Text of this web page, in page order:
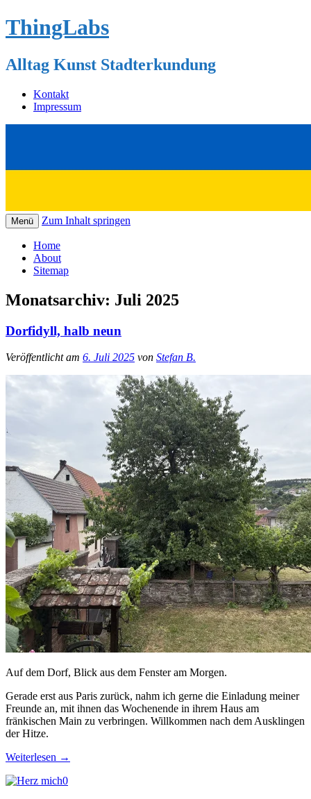
ThingLabs
Alltag Kunst Stadterkundung
Kontakt
Impressum
Menü Zum Inhalt springen
Home
About
Sitemap
Monatsarchiv: Juli 2025
Dorfidyll, halb neun
Veröffentlicht am 6. Juli 2025 von Stefan B.
Auf dem Dorf, Blick aus dem Fenster am Morgen.
Gerade erst aus Paris zurück, nahm ich gerne die Einladung meiner
Freunde an, mit ihnen das Wochenende in ihrem Haus am
fränkischen Main zu verbringen. Willkommen nach dem Ausklingen
der Hitze.
Weiterlesen →
0